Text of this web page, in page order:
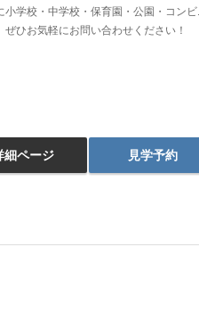
小学校・中学校・保育園・公園・コン
ぜひお気軽にお問い合わせください！
細ページ 見学予約